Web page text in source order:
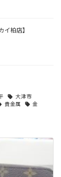
柏店】
大津市
貴金属
金